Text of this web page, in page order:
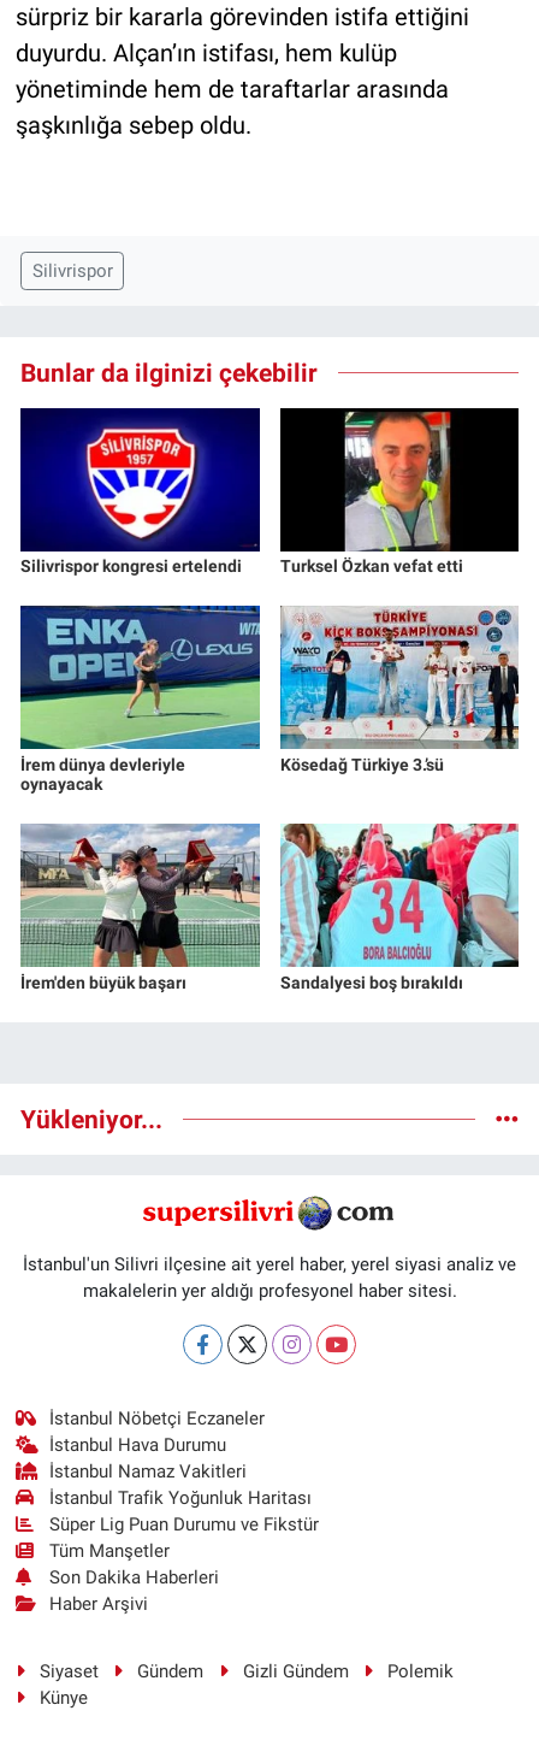
sürpriz bir kararla görevinden istifa ettiğini
duyurdu. Alçan’ın istifası, hem kulüp
yönetiminde hem de taraftarlar arasında
şaşkınlığa sebep oldu.
Silivrispor
Bunlar da ilginizi çekebilir
Silivrispor kongresi ertelendi Turksel Özkan vefat etti
İrem dünya devleriyle
oynayacak
Kösedağ Türkiye 3.’sü
İrem'den büyük başarı Sandalyesi boş bırakıldı
Yükleniyor...
İstanbul'un Silivri ilçesine ait yerel haber, yerel siyasi analiz ve
makalelerin yer aldığı profesyonel haber sitesi.
İstanbul Nöbetçi Eczaneler
İstanbul Hava Durumu
İstanbul Namaz Vakitleri
İstanbul Trafik Yoğunluk Haritası
Süper Lig Puan Durumu ve Fikstür
Tüm Manşetler
Son Dakika Haberleri
Haber Arşivi
Siyaset Gündem Gizli Gündem
Polemik
Künye